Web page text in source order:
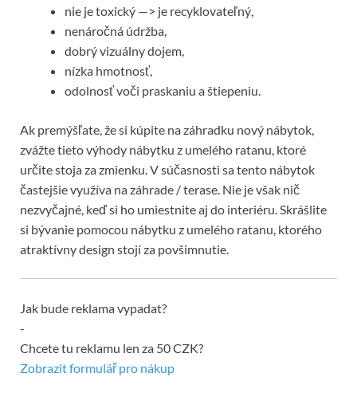
nie je toxický —> je recyklovateľný,
nenáročná údržba,
dobrý vizuálny dojem,
nízka hmotnosť,
odolnosť voči praskaniu a štiepeniu.
Ak premýšľate, že si kúpite na záhradku nový nábytok,
zvážte tieto výhody nábytku z umelého ratanu, ktoré
určite stoja za zmienku. V súčasnosti sa tento nábytok
častejšie využíva na záhrade / terase. Nie je však nič
nezvyčajné, keď si ho umiestnite aj do interiéru. Skrášlite
si bývanie pomocou nábytku z umelého ratanu, ktorého
atraktívny design stojí za povšimnutie.
Jak bude reklama vypadat?
-
Chcete tu reklamu len za 50 CZK?
Zobrazit formulář pro nákup